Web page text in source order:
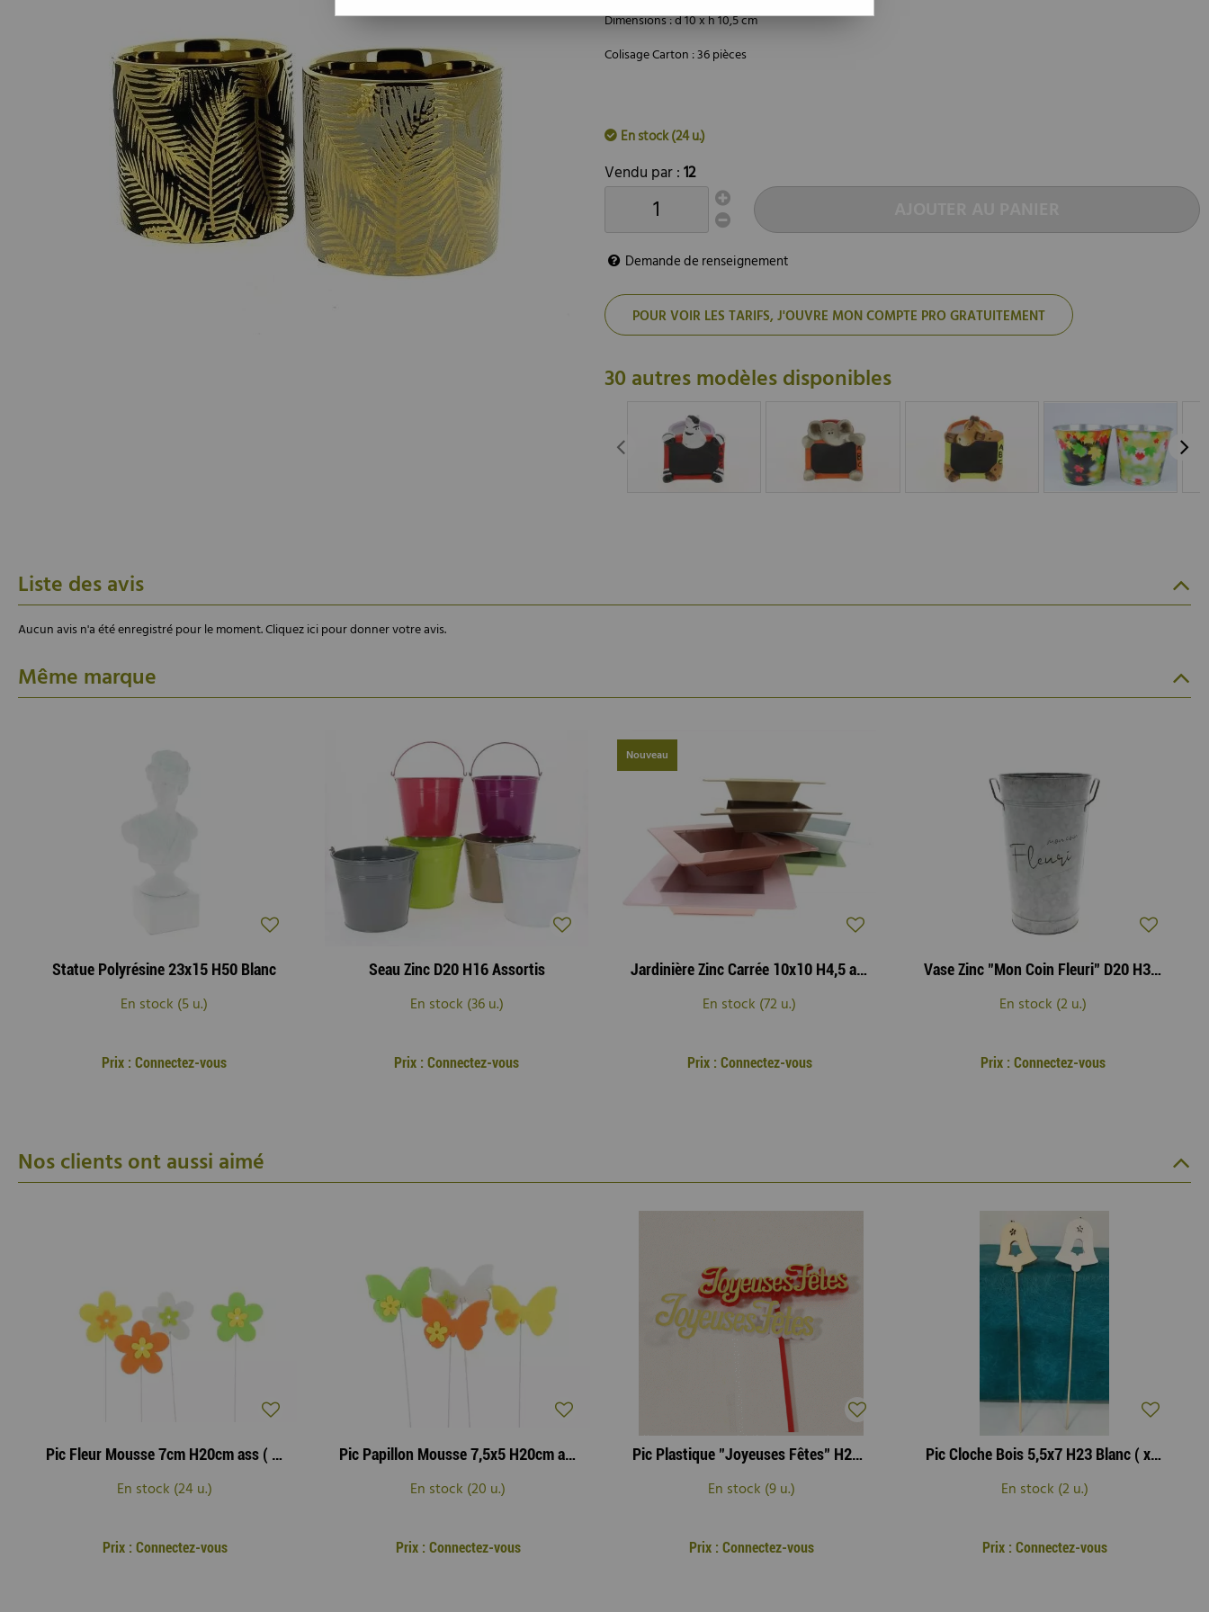
Dimensions : d 10 x h 10,5 cm
Colisage Carton : 36 pièces
En stock (24 u.)
Vendu par :12
Demande de renseignement
POUR VOIR LES TARIFS, J'OUVRE MON COMPTE PRO GRATUITEMENT
30 autres modèles disponibles
Liste des avis
Aucun avis n'a été enregistré pour le moment.Cliquez ici pour donner votre avis.
Même marque
Statue Polyrésine 23x15 H50 Blanc
En stock (5 u.)
Prix : Connectez-vous
Seau Zinc D20 H16 Assortis
En stock (36 u.)
Prix : Connectez-vous
Nouveau
Jardinière Zinc Carrée 10x10 H4,5 ass
En stock (72 u.)
Prix : Connectez-vous
Vase Zinc "Mon Coin Fleuri" D20 H33 Gris
En stock (2 u.)
Prix : Connectez-vous
Nos clients ont aussi aimé
Pic Fleur Mousse 7cm H20cm ass ( x 12 )
En stock (24 u.)
Prix : Connectez-vous
Pic Papillon Mousse 7,5x5 H20cm ass ( x 12 )
En stock (20 u.)
Prix : Connectez-vous
Pic Plastique "Joyeuses Fêtes" H20cm Blanc/Rouge ( x 24 )
En stock (9 u.)
Prix : Connectez-vous
Pic Cloche Bois 5,5x7 H23 Blanc ( x 10 )
En stock (2 u.)
Prix : Connectez-vous